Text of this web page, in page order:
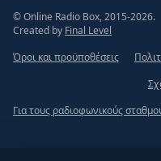
© Online Radio Box, 2015-2026.
Created by Final Level
Όροι και προϋποθέσεις
Για τους ραδιοφωνικούς